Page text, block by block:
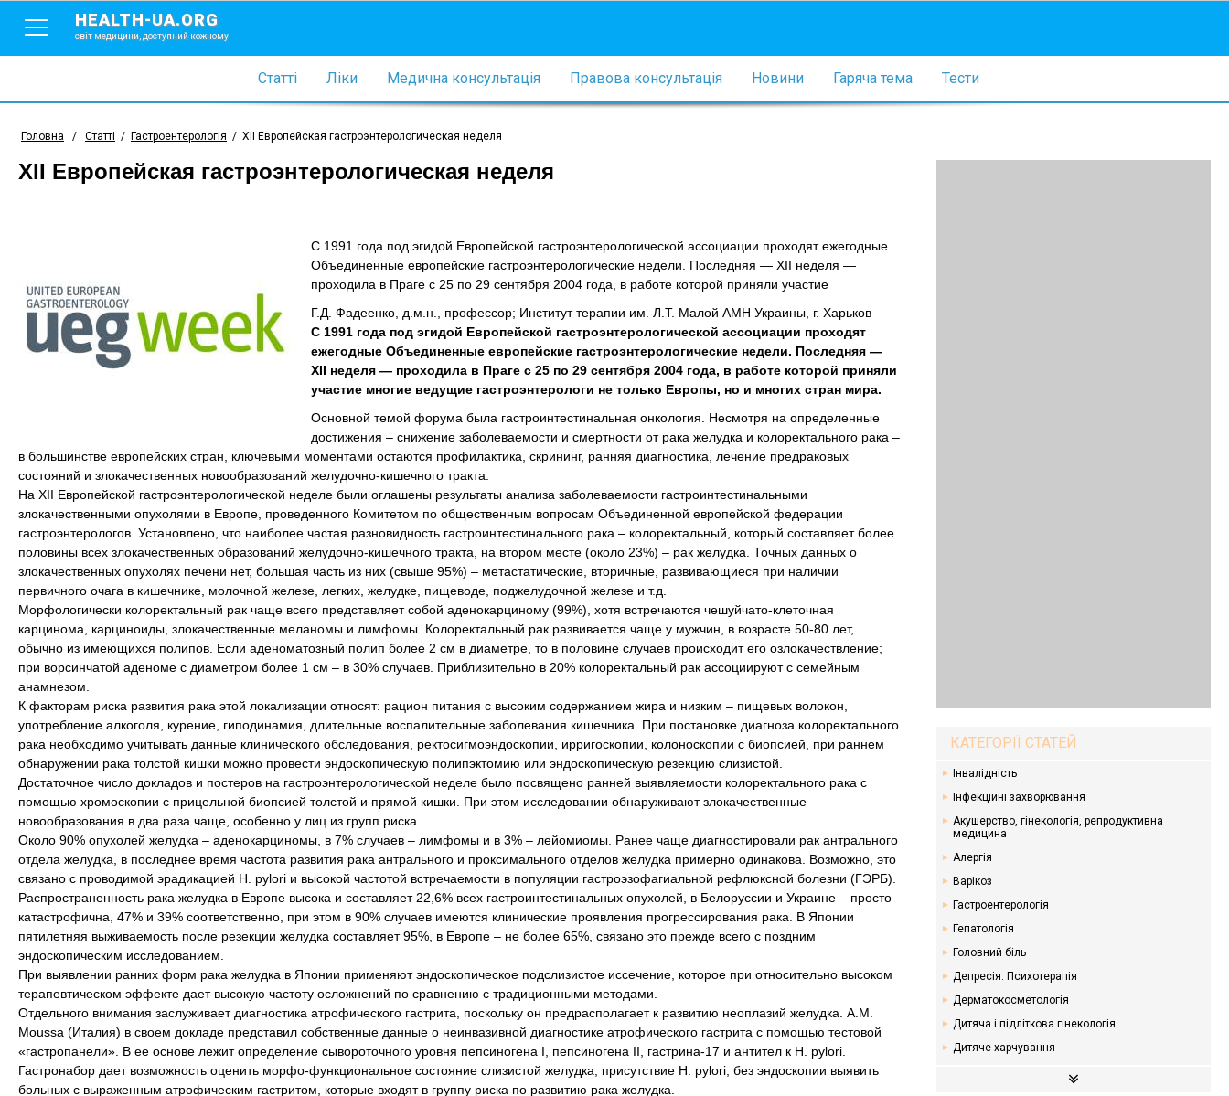
HEALTH-UA.ORG
світ медицини, доступний кожному
Статті Ліки Медична консультація Правова консультація Новини Гаряча тема Тести
Головна / Статті / Гастроентерологія / XII Европейская гастроэнтерологическая неделя
XII Европейская гастроэнтерологическая неделя
С 1991 года под эгидой Европейской гастроэнтерологической ассоциации проходят ежегодные
Объединенные европейские гастроэнтерологические недели. Последняя — ХII неделя —
проходила в Праге с 25 по 29 сентября 2004 года, в работе которой приняли участие
Г.Д. Фадеенко, д.м.н., профессор; Институт терапии им. Л.Т. Малой АМН Украины, г. Харьков
С 1991 года под эгидой Европейской гастроэнтерологической ассоциации проходят
ежегодные Объединенные европейские гастроэнтерологические недели. Последняя —
ХII неделя — проходила в Праге с 25 по 29 сентября 2004 года, в работе которой приняли
участие многие ведущие гастроэнтерологи не только Европы, но и многих стран мира.
Основной темой форума была гастроинтестинальная онкология. Несмотря на определенные
достижения – снижение заболеваемости и смертности от рака желудка и колоректального рака –
в большинстве европейских стран, ключевыми моментами остаются профилактика, скрининг, ранняя диагностика, лечение предраковых
состояний и злокачественных новообразований желудочно-кишечного тракта.
На XII Европейской гастроэнтерологической неделе были оглашены результаты анализа заболеваемости гастроинтестинальными
злокачественными опухолями в Европе, проведенного Комитетом по общественным вопросам Объединенной европейской федерации
гастроэнтерологов. Установлено, что наиболее частая разновидность гастроинтестинального рака – колоректальный, который составляет более
половины всех злокачественных образований желудочно-кишечного тракта, на втором месте (около 23%) – рак желудка. Точных данных о
злокачественных опухолях печени нет, большая часть из них (свыше 95%) – метастатические, вторичные, развивающиеся при наличии
первичного очага в кишечнике, молочной железе, легких, желудке, пищеводе, поджелудочной железе и т.д.
Морфологически колоректальный рак чаще всего представляет собой аденокарциному (99%), хотя встречаются чешуйчато-клеточная
карцинома, карциноиды, злокачественные меланомы и лимфомы. Колоректальный рак развивается чаще у мужчин, в возрасте 50-80 лет,
обычно из имеющихся полипов. Если аденоматозный полип более 2 см в диаметре, то в половине случаев происходит его озлокачествление;
при ворсинчатой аденоме с диаметром более 1 см – в 30% случаев. Приблизительно в 20% колоректальный рак ассоциируют с семейным
анамнезом.
К факторам риска развития рака этой локализации относят: рацион питания с высоким содержанием жира и низким – пищевых волокон,
употребление алкоголя, курение, гиподинамия, длительные воспалительные заболевания кишечника. При постановке диагноза колоректального
рака необходимо учитывать данные клинического обследования, ректосигмоэндоскопии, ирригоскопии, колоноскопии с биопсией, при раннем
обнаружении рака толстой кишки можно провести эндоскопическую полипэктомию или эндоскопическую резекцию слизистой.
Достаточное число докладов и постеров на гастроэнтерологической неделе было посвящено ранней выявляемости колоректального рака с
помощью хромоскопии с прицельной биопсией толстой и прямой кишки. При этом исследовании обнаруживают злокачественные
новообразования в два раза чаще, особенно у лиц из групп риска.
Около 90% опухолей желудка – аденокарциномы, в 7% случаев – лимфомы и в 3% – лейомиомы. Ранее чаще диагностировали рак антрального
отдела желудка, в последнее время частота развития рака антрального и проксимального отделов желудка примерно одинакова. Возможно, это
связано с проводимой эрадикацией H. рylori и высокой частотой встречаемости в популяции гастроэзофагиальной рефлюксной болезни (ГЭРБ).
Распространенность рака желудка в Европе высока и составляет 22,6% всех гастроинтестинальных опухолей, в Белоруссии и Украине – просто
катастрофична, 47% и 39% соответственно, при этом в 90% случаев имеются клинические проявления прогрессирования рака. В Японии
пятилетняя выживаемость после резекции желудка составляет 95%, в Европе – не более 65%, связано это прежде всего с поздним
эндоскопическим исследованием.
При выявлении ранних форм рака желудка в Японии применяют эндоскопическое подслизистое иссечение, которое при относительно высоком
терапевтическом эффекте дает высокую частоту осложнений по сравнению с традиционными методами.
Отдельного внимания заслуживает диагностика атрофического гастрита, поскольку он предрасполагает к развитию неоплазий желудка. A.M.
Moussa (Италия) в своем докладе представил собственные данные о неинвазивной диагностике атрофического гастрита с помощью тестовой
«гаcтропанели». В ее основе лежит определение сывороточного уровня пепсиногена I, пепсиногена II, гастрина-17 и антител к H. pylori.
Гастронабор дает возможность оценить морфо-функциональное состояние слизистой желудка, присутствие Н. рylori; без эндоскопии выявить
больных с выраженным атрофическим гастритом, которые входят в группу риска по развитию рака желудка.
КАТЕГОРІЇ СТАТЕЙ
Інвалідність
Інфекційні захворювання
Акушерство, гінекологія, репродуктивна
медицина
Алергія
Варікоз
Гастроентерологія
Гепатологія
Головний біль
Депресія. Психотерапія
Дерматокосметологія
Дитяча і підліткова гінекологія
Дитяче харчування
Ендокринологія. Цукровий діабет